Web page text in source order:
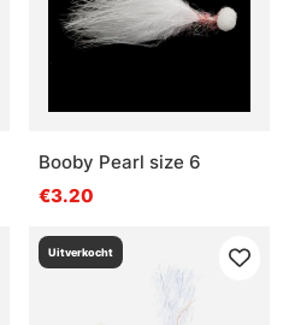
Booby Pearl size 6
€3.20
Uitverkocht